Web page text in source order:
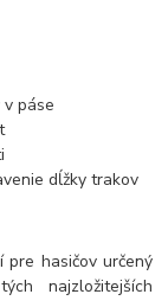
páse
dĺžky trakov
pre hasičov určený
najzložitejších